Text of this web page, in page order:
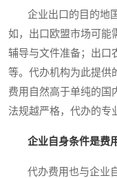
企业出口的目的地国
如，出口欧盟市场可能
辅导与文件准备；出口
等。代办机构为此提供
费用自然高于单纯的国
法规越严格，代办的专
企业自身条件是费
代办费用也与企业自